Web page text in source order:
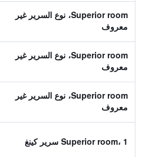
Superior room، نوع السرير غير
معروف
Superior room، نوع السرير غير
معروف
Superior room، نوع السرير غير
معروف
Superior room، 1 سرير كينغ